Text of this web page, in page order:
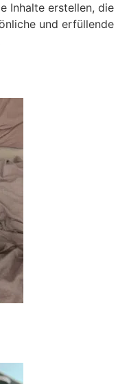
Inhalte erstellen, die
und erfüllende